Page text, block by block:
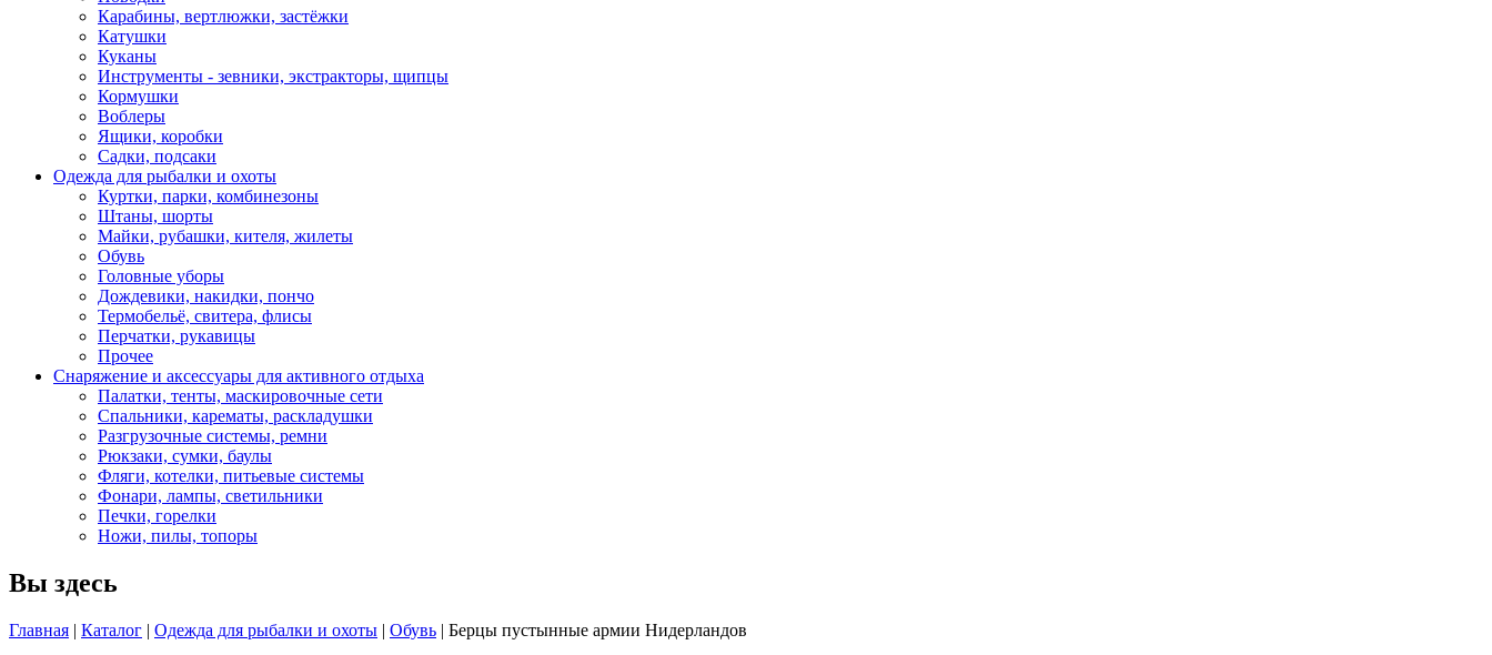
Карабины, вертлюжки, застёжки
Катушки
Куканы
Инструменты - зевники, экстракторы, щипцы
Кормушки
Воблеры
Ящики, коробки
Садки, подсаки
Одежда для рыбалки и охоты
Куртки, парки, комбинезоны
Штаны, шорты
Майки, рубашки, кителя, жилеты
Обувь
Головные уборы
Дождевики, накидки, пончо
Термобельё, свитера, флисы
Перчатки, рукавицы
Прочее
Снаряжение и аксессуары для активного отдыха
Палатки, тенты, маскировочные сети
Спальники, карематы, раскладушки
Разгрузочные системы, ремни
Рюкзаки, сумки, баулы
Фляги, котелки, питьевые системы
Фонари, лампы, светильники
Печки, горелки
Ножи, пилы, топоры
Вы здесь
Главная | Каталог | Одежда для рыбалки и охоты | Обувь | Берцы пустынные армии Нидерландов